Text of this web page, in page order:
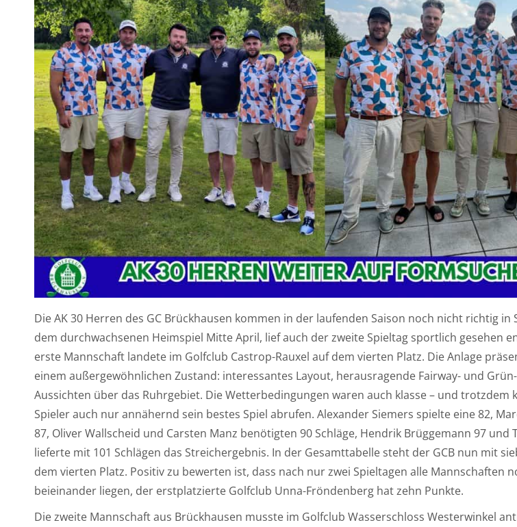
Die AK 30 Herren des GC Brückhausen kommen in der laufenden Saison noch nicht richtig in
dem durchwachsenen Heimspiel Mitte April, lief auch der zweite Spieltag sportlich gesehen
erste Mannschaft landete im Golfclub Castrop-Rauxel auf dem vierten Platz. Die Anlage
einem außergewöhnlichen Zustand: interessantes Layout, herausragende Fairway- und
Aussichten über das Ruhrgebiet. Die Wetterbedingungen waren auch klasse – und trotzdem
Spieler auch nur annähernd sein bestes Spiel abrufen. Alexander Siemers spielte eine 82,
87, Oliver Wallscheid und Carsten Manz benötigten 90 Schläge, Hendrik Brüggemann 97 und
lieferte mit 101 Schlägen das Streichergebnis. In der Gesamttabelle steht der GCB nun mit
dem vierten Platz. Positiv zu bewerten ist, dass nach nur zwei Spieltagen alle Mannschaften
beieinander liegen, der erstplatzierte Golfclub Unna-Fröndenberg hat zehn Punkte.
Die zweite Mannschaft aus Brückhausen musste im Golfclub Wasserschloss Westerwinkel